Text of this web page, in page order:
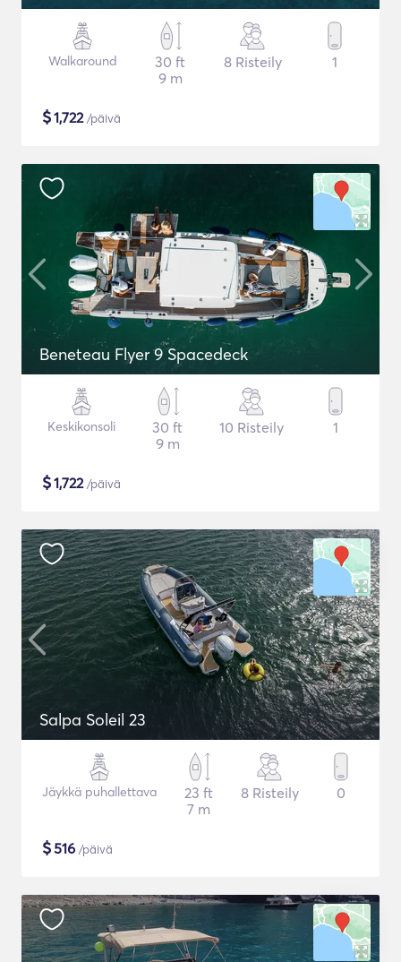
Walkaround
30 ft
9 m
8 Risteily 1
$1,722/päivä
Beneteau Flyer 9 Spacedeck
Keskikonsoli
30 ft
9 m
10 Risteily 1
$1,722/päivä
Salpa Soleil 23
Jäykkä puhallettava
23 ft
7 m
8 Risteily 0
$516 /päivä